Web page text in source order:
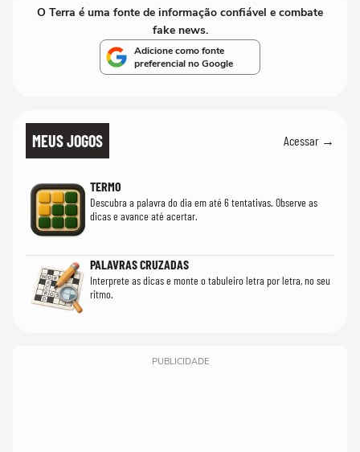
O Terra é uma fonte de informação confiável e combate
fake news.
Adicione como fonte
preferencial no Google
MEUS JOGOS Acessar →
TERMO
Descubra a palavra do dia em até 6 tentativas. Observe as
dicas e avance até acertar.
PALAVRAS CRUZADAS
Interprete as dicas e monte o tabuleiro letra por letra, no seu
ritmo.
PUBLICIDADE